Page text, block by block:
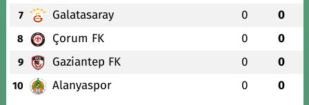
7 Galatasaray 0 0
8 Çorum FK 0 0
9 Gaziantep FK 0 0
10 Alanyaspor 0 0